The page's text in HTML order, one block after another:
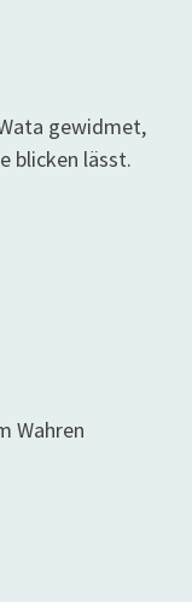
gewidmet,
blicken lässt.
Wahren